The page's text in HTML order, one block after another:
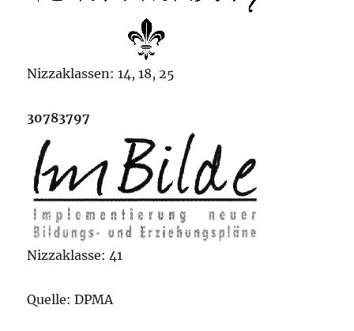
Nizzaklassen: 14, 18, 25
30783797
Nizzaklasse: 41
Quelle: DPMA